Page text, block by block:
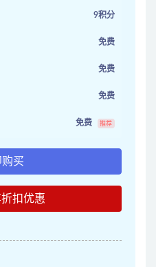
9积分
免费
免费
免费
免费 推荐
购买
扣优惠